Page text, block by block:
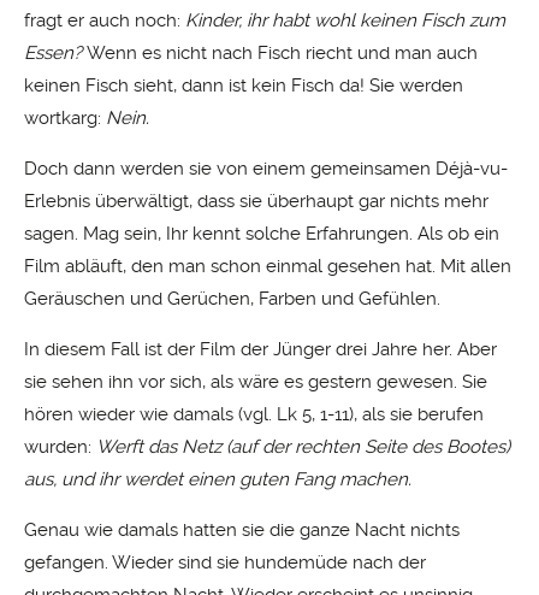
fragt er auch noch: Kinder, ihr habt wohl keinen Fisch zum
Essen?Wenn es nicht nach Fisch riecht und man auch
keinen Fisch sieht, dann ist kein Fisch da! Sie werden
wortkarg: Nein.
Doch dann werden sie von einem gemeinsamen Déjà-vu-
Erlebnis überwältigt, dass sie überhaupt gar nichts mehr
sagen. Mag sein, Ihr kennt solche Erfahrungen. Als ob ein
Film abläuft, den man schon einmal gesehen hat. Mit allen
Geräuschen und Gerüchen, Farben und Gefühlen.
In diesem Fall ist der Film der Jünger drei Jahre her. Aber
sie sehen ihn vor sich, als wäre es gestern gewesen. Sie
hören wieder wie damals (vgl. Lk 5, 1-11), als sie berufen
wurden: Werft das Netz (auf der rechten Seite des Bootes)
aus, und ihr werdet einen guten Fang machen.
Genau wie damals hatten sie die ganze Nacht nichts
gefangen. Wieder sind sie hundemüde nach der